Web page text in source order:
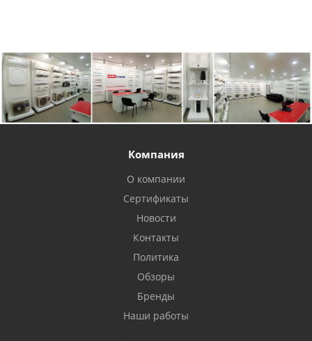
Компания
О компании
Сертификаты
Новости
Контакты
Политика
Обзоры
Бренды
Наши работы